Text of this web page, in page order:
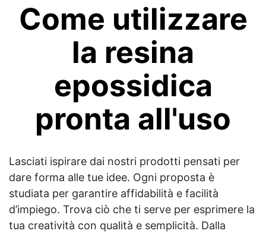
Come utilizzare
la resina
epossidica
pronta all'uso
Lasciati ispirare dai nostri prodotti pensati per
dare forma alle tue idee. Ogni proposta è
studiata per garantire affidabilità e facilità
d’impiego. Trova ciò che ti serve per esprimere la
tua creatività con qualità e semplicità. Dalla